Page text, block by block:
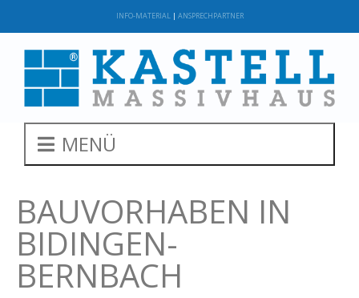
INFO-MATERIAL| ANSPRECHPARTNER
MENÜ
BAUVORHABEN IN
BIDINGEN-
BERNBACH